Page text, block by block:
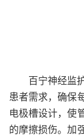
百宁神经监
患者需求，确保
电极槽设计，使
的摩擦损伤。加